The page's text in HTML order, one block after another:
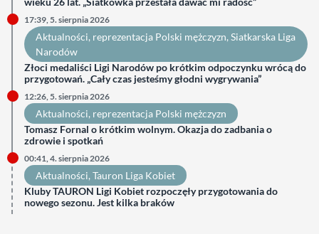
17:39, 5. sierpnia 2026
Aktualności, reprezentacja Polski mężczyzn, Siatkarska Liga
Narodów
Złoci medaliści Ligi Narodów po krótkim odpoczynku wrócą do
przygotowań. „Cały czas jesteśmy głodni wygrywania”
12:26, 5. sierpnia 2026
Aktualności, reprezentacja Polski mężczyzn
Tomasz Fornal o krótkim wolnym. Okazja do zadbania o
zdrowie i spotkań
00:41, 4. sierpnia 2026
Aktualności, Tauron Liga Kobiet
Kluby TAURON Ligi Kobiet rozpoczęły przygotowania do
nowego sezonu. Jest kilka braków